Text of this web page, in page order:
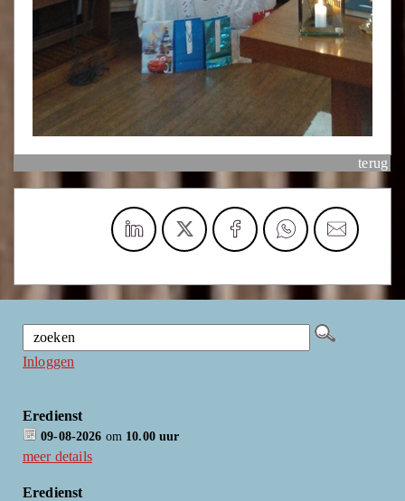
terug
Inloggen
Eredienst
09-08-2026 om 10.00 uur
meer details
Eredienst